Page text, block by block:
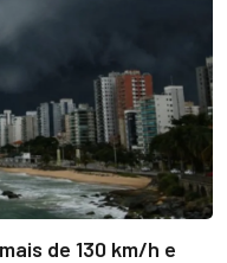
de 130 km/h e